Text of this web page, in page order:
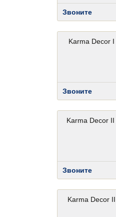
Звоните
Karma Decor
Звоните
Karma Decor
Звоните
Karma Decor